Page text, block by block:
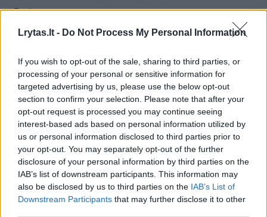
Lrytas.lt - Do Not Process My Personal Information
If you wish to opt-out of the sale, sharing to third parties, or
processing of your personal or sensitive information for
targeted advertising by us, please use the below opt-out
section to confirm your selection. Please note that after your
opt-out request is processed you may continue seeing
interest-based ads based on personal information utilized by
us or personal information disclosed to third parties prior to
your opt-out. You may separately opt-out of the further
disclosure of your personal information by third parties on the
IAB’s list of downstream participants. This information may
also be disclosed by us to third parties on the IAB’s List of
Downstream Participants that may further disclose it to other
Žinios | Lietuvos diena
paauglys nušovė senelius, 3 mokytojus ir 3 moksleivius
Žinios Pasaulis
00:02:08
Aukštaitijos pučiamųjų orkestras Nyderlanduose
apgynė čempionų vardą
Žinios | Lietuvos diena
Visi įrašai